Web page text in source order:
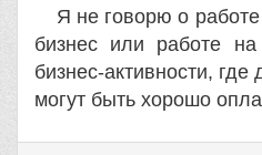
Я не говорю о
бизнес или работе
бизнес-активности,
могут быть хорошо